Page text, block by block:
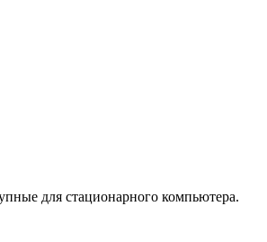
для стационарного компьютера.